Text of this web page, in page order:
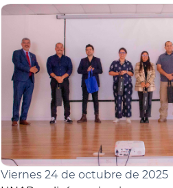
Viernes 24 de octubre de 2025